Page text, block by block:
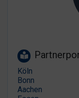
Köln
Bonn
Aachen